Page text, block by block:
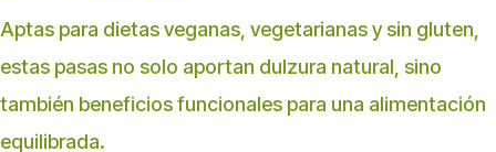
Aptas para dietas veganas, vegetarianas y sin gluten,
estas pasas no solo aportan dulzura natural, sino
también beneficios funcionales para una alimentación
equilibrada.